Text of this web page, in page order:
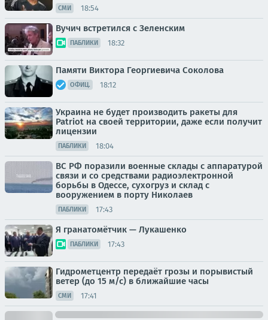
СМИ 18:54
Вучич встретился с Зеленским
ПАБЛИКИ 18:32
Памяти Виктора Георгиевича Соколова
ОФИЦ. 18:12
Украина не будет производить ракеты для
Patriot на своей территории, даже если получит
лицензии
ПАБЛИКИ 18:04
ВС РФ поразили военные склады с аппаратурой
связи и со средствами радиоэлектронной
борьбы в Одессе, сухогруз и склад с
вооружением в порту Николаев
ПАБЛИКИ 17:43
Я гранатомётчик — Лукашенко
ПАБЛИКИ 17:43
Гидрометцентр передаёт грозы и порывистый
ветер (до 15 м/с) в ближайшие часы
СМИ 17:41